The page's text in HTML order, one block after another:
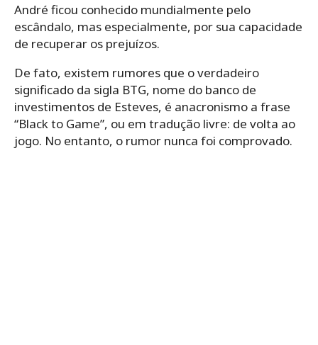
André ficou conhecido mundialmente pelo
escândalo, mas especialmente, por sua capacidade
de recuperar os prejuízos.
De fato, existem rumores que o verdadeiro
significado da sigla BTG, nome do banco de
investimentos de Esteves, é anacronismo a frase
“Black to Game”, ou em tradução livre: de volta ao
jogo. No entanto, o rumor nunca foi comprovado.